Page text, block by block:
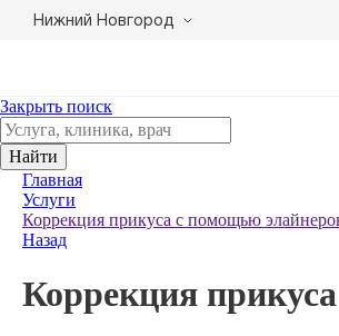
Нижний Новгород
Закрыть поиск
Найти
Главная
Услуги
Коррекция прикуса с помощью
Назад
Коррекция